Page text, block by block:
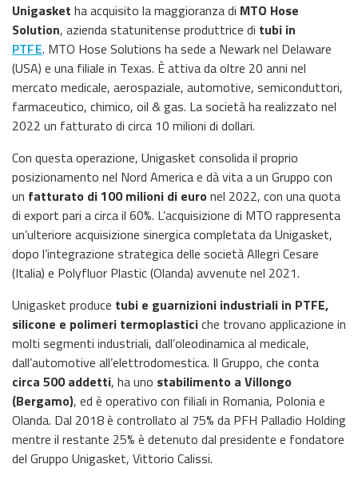
Unigasket ha acquisito la maggioranza di MTO Hose
Solution, azienda statunitense produttrice di tubi in
PTFE. MTO Hose Solutions ha sede a Newark nel Delaware
(USA) e una filiale in Texas. È attiva da oltre 20 anni nel
mercato medicale, aerospaziale, automotive, semiconduttori,
farmaceutico, chimico, oil & gas. La società ha realizzato nel
2022 un fatturato di circa 10 milioni di dollari.
Con questa operazione, Unigasket consolida il proprio
posizionamento nel Nord America e dà vita a un Gruppo con
un fatturato di 100 milioni di euro nel 2022, con una quota
di export pari a circa il 60%. L’acquisizione di MTO rappresenta
un’ulteriore acquisizione sinergica completata da Unigasket,
dopo l’integrazione strategica delle società Allegri Cesare
(Italia) e Polyfluor Plastic (Olanda) avvenute nel 2021.
Unigasket produce tubi e guarnizioni industriali in PTFE,
silicone e polimeri termoplasticiche trovano applicazione in
molti segmenti industriali, dall’oleodinamica al medicale,
dall’automotive all’elettrodomestica. Il Gruppo, che conta
circa 500 addetti, ha uno stabilimento a Villongo
(Bergamo), ed è operativo con filiali in Romania, Polonia e
Olanda. Dal 2018 è controllato al 75% da PFH Palladio Holding
mentre il restante 25% è detenuto dal presidente e fondatore
del Gruppo Unigasket, Vittorio Calissi.